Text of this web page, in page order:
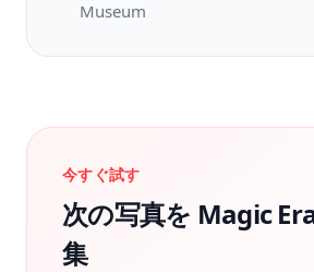
Museum
今すぐ試す
次の写真を Magic
集